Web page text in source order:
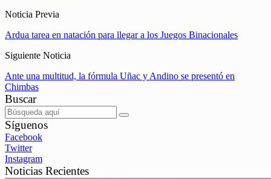
Noticia Previa
Ardua tarea en natación para llegar a los Juegos Binacionales
Siguiente Noticia
Ante una multitud, la fórmula Uñac y Andino se presentó en
Chimbas
Buscar
Síguenos
Facebook
Twitter
Instagram
Noticias Recientes